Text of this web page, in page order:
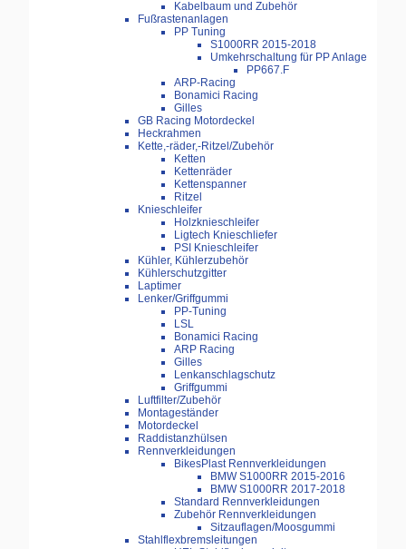
Kabelbaum und Zubehör
Fußrastenanlagen
PP Tuning
S1000RR 2015-2018
Umkehrschaltung für PP Anlage
PP667.F
ARP-Racing
Bonamici Racing
Gilles
GB Racing Motordeckel
Heckrahmen
Kette,-räder,-Ritzel/Zubehör
Ketten
Kettenräder
Kettenspanner
Ritzel
Knieschleifer
Holzknieschleifer
Ligtech Knieschliefer
PSI Knieschleifer
Kühler, Kühlerzubehör
Kühlerschutzgitter
Laptimer
Lenker/Griffgummi
PP-Tuning
LSL
Bonamici Racing
ARP Racing
Gilles
Lenkanschlagschutz
Griffgummi
Luftfilter/Zubehör
Montageständer
Motordeckel
Raddistanzhülsen
Rennverkleidungen
BikesPlast Rennverkleidungen
BMW S1000RR 2015-2016
BMW S1000RR 2017-2018
Standard Rennverkleidungen
Zubehör Rennverkleidungen
Sitzauflagen/Moosgummi
Stahlflexbremsleitungen